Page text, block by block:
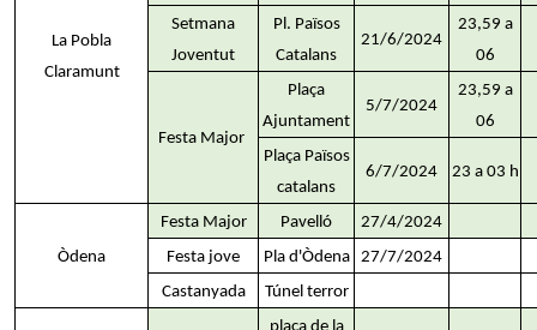
La Pobla
Claramunt
Setmana
Joventut
Pl. Països
Catalans
21/6/2024
23,59 a
06
Festa Major
Plaça
Ajuntament
5/7/2024
23,59 a
06
Plaça Països
catalans
6/7/2024 23 a 03 h
Òdena
Festa Major Pavelló
27/4/2024
Festa jove
Pla d'Òdena
27/7/2024
Castanyada
Túnel terror